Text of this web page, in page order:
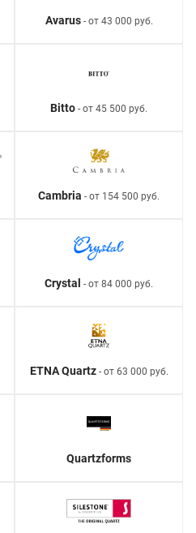
Avarus- от 43 000 руб.
Bitto - от 45 500 руб.
Cambria - от 154 500 руб.
Crystal - от 84 000 руб.
ETNA Quartz- от 63 000 руб.
Quartzforms